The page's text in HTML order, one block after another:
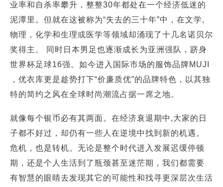
业率和自杀率攀升，整整30年都处在一个经济低迷的
泥潭里。但就在这被称为“失去的三十年”中，在文学,
物理，化学和生理或医学等领域却涌现了十几名诺贝尔
奖得主。 同时日本男足也逐渐成长为亚洲强队，跻身
世界杯足球16强。如今进入国际市场的服饰品牌MUJI
，优衣库更是趁势打下“价廉质优”的品牌特色，以其独
特的简约之风在全球时尚潮流占据一席之地。
就像每个银币必有其两面。在经济衰退期中,大家的日
子都不好过，却仍有一些人在逆境中找到新的机遇。
危机，也是转机。无论是整个时代进入发展迟缓停顿
期，还是个人生活到了瓶颈甚至迷茫期，我们都需要
有智慧的眼睛去发现其它的可能性和找寻更深层次生活